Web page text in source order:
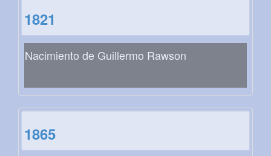
1821
Nacimiento de Guillermo Rawson
1865